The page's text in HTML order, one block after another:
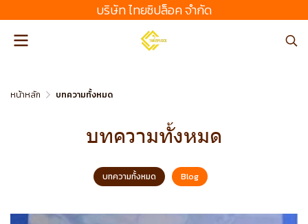
บริษัท ไทยซิปล็อค จํากัด
หน้าหลัก บทความทั้งหมด
บทความทั้งหมด
บทความทั้งหมด Blog